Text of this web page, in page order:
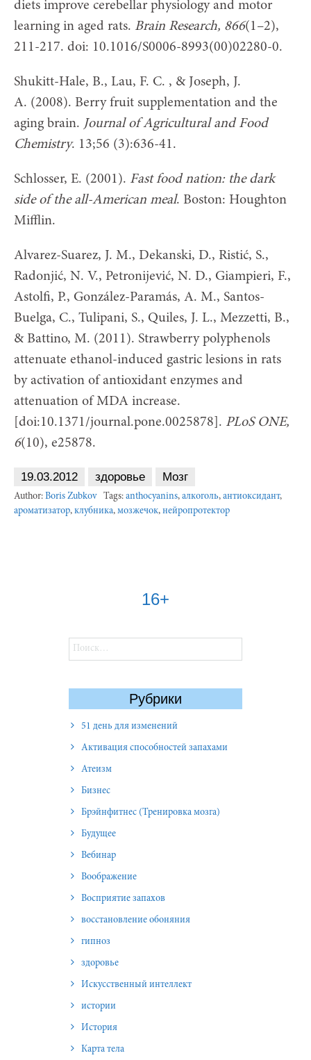
diets improve cerebellar physiology and motor
learning in aged rats. Brain Research, 866(1–2),
211-217. doi: 10.1016/S0006-8993(00)02280-0.
Shukitt-Hale, B., Lau, F. C. , & Joseph, J.
A. (2008). Berry fruit supplementation and the
aging brain. Journal of Agricultural and Food
Chemistry. 13;56 (3):636-41.
Schlosser, E. (2001). Fast food nation: the dark
side of the all-American meal. Boston: Houghton
Mifflin.
Alvarez-Suarez, J. M., Dekanski, D., Ristić, S.,
Radonjić, N. V., Petronijević, N. D., Giampieri, F.,
Astolfi, P., González-Paramás, A. M., Santos-
Buelga, C., Tulipani, S., Quiles, J. L., Mezzetti, B.,
& Battino, M. (2011). Strawberry polyphenols
attenuate ethanol-induced gastric lesions in rats
by activation of antioxidant enzymes and
attenuation of MDA increase.
[doi:10.1371/journal.pone.0025878]. PLoS ONE,
6(10), e25878.
19.03.2012 здоровье Мозг
Author: Boris Zubkov Tags: anthocyanins, алкоголь, антиоксидант,
ароматизатор, клубника, мозжечок, нейропротектор
16+
Найти:
Рубрики
51 день для изменений
Активация способностей запахами
Атеизм
Бизнес
Брэйнфитнес (Тренировка мозга)
Будущее
Вебинар
Воображение
Восприятие запахов
восстановление обоняния
гипноз
здоровье
Искусственный интеллект
истории
История
Карта тела